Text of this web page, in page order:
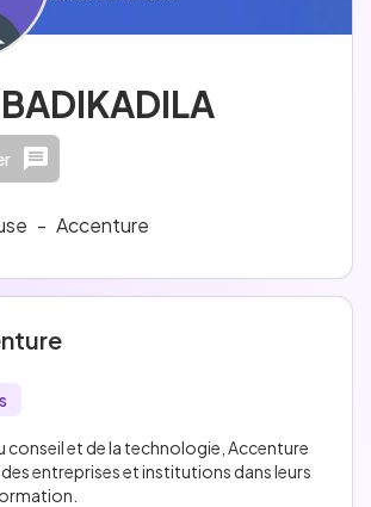
- Accenture
conseil et de la technologie, Accenture
entreprises et institutions dans leurs